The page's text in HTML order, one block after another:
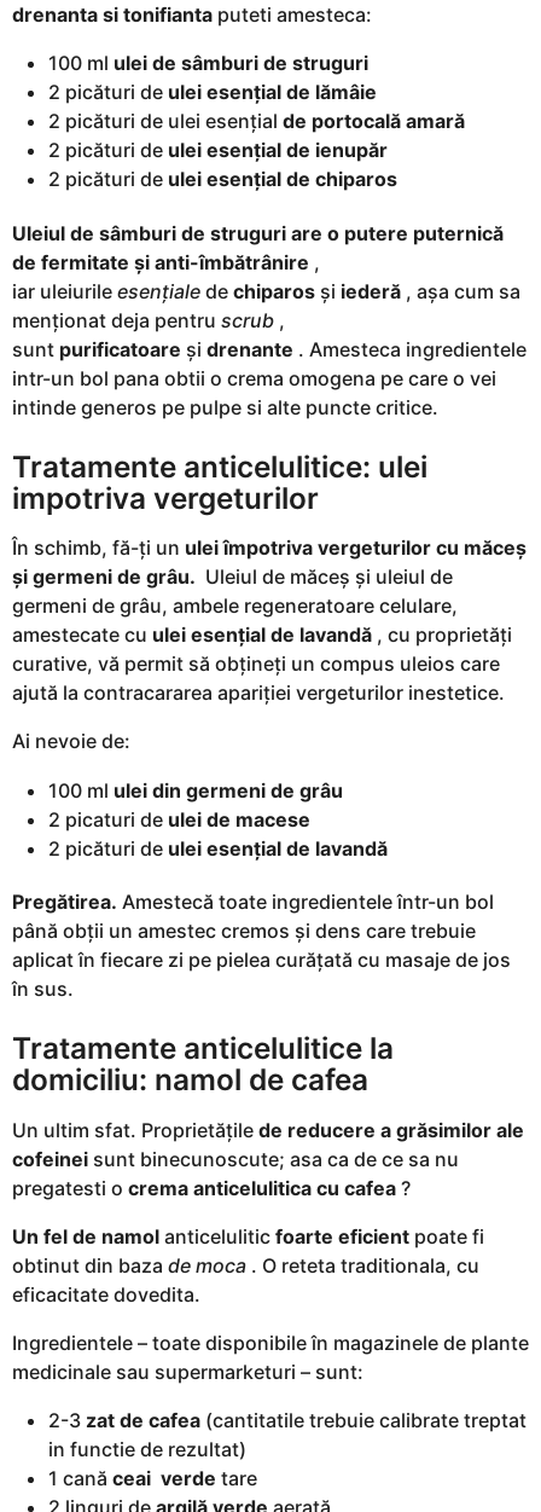
drenanta si tonifianta puteti amesteca:
100 ml ulei de sâmburi de struguri
2 picături de ulei esențial de lămâie
2 picături de ulei esențial de portocală amară
2 picături de ulei esențial de ienupăr
2 picături de ulei esențial de chiparos
Uleiul de sâmburi de struguri are o putere puternică
de fermitate și anti-îmbătrânire ,
iar uleiurile esențiale de chiparos și iederă , așa cum sa
menționat deja pentru scrub ,
sunt purificatoare și drenante . Amesteca ingredientele
intr-un bol pana obtii o crema omogena pe care o vei
intinde generos pe pulpe si alte puncte critice.
Tratamente anticelulitice: ulei
impotriva vergeturilor
În schimb, fă-ți un ulei împotriva vergeturilor cu măceș
și germeni de grâu. Uleiul de măceș și uleiul de
germeni de grâu, ambele regeneratoare celulare,
amestecate cu ulei esențial de lavandă , cu proprietăți
curative, vă permit să obțineți un compus uleios care
ajută la contracararea apariției vergeturilor inestetice.
Ai nevoie de:
100 ml ulei din germeni de grâu
2 picaturi de ulei de macese
2 picături de ulei esențial de lavandă
Pregătirea. Amestecă toate ingredientele într-un bol
până obții un amestec cremos și dens care trebuie
aplicat în fiecare zi pe pielea curățată cu masaje de jos
în sus.
Tratamente anticelulitice la
domiciliu: namol de cafea
Un ultim sfat. Proprietățile de reducere a grăsimilor ale
cofeinei sunt binecunoscute; asa ca de ce sa nu
pregatesti o crema anticelulitica cu cafea ?
Un fel de namol anticelulitic foarte eficient poate fi
obtinut din baza de moca . O reteta traditionala, cu
eficacitate dovedita.
Ingredientele – toate disponibile în magazinele de plante
medicinale sau supermarketuri – sunt:
2-3 zat de cafea (cantitatile trebuie calibrate treptat
in functie de rezultat)
1 cană ceai verde tare